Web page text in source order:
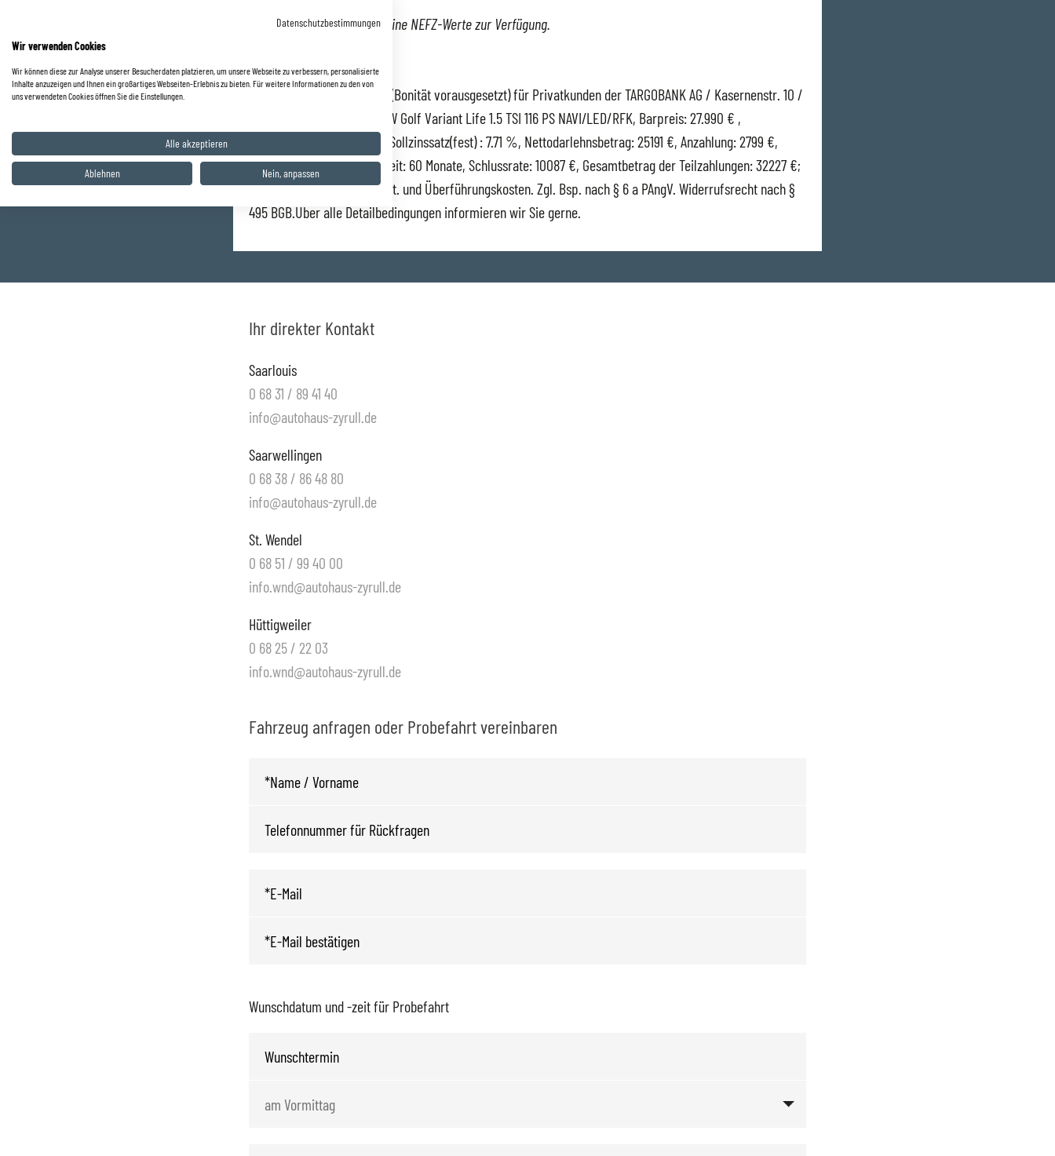
Für dieses Modell stehen keine NEFZ-Werte zur Verfügung.
*Ein Finanzierungsangebot (Bonität vorausgesetzt) für Privatkunden der TARGOBANK AG / Kasernenstr. 10 /
40213 Düsseldorf für den VW Golf Variant Life 1.5 TSI 116 PS NAVI/LED/RFK, Barpreis: 27.990 € ,
effekt.Jahreszins: 7.99 %, Sollzinssatz(fest) : 7.71 %, Nettodarlehnsbetrag: 25191 €, Anzahlung: 2799 €,
monatl. Rate: 369 € , Laufzeit: 60 Monate, Schlussrate: 10087 €, Gesamtbetrag der Teilzahlungen: 32227 €;
alle Preisangaben inkl. MwSt. und Überführungskosten. Zgl. Bsp. nach § 6 a PAngV. Widerrufsrecht nach §
495 BGB.Über alle Detailbedingungen informieren wir Sie gerne.
Ihr direkter Kontakt
Saarlouis
0 68 31 / 89 41 40
info@autohaus-zyrull.de
Saarwellingen
0 68 38 / 86 48 80
info@autohaus-zyrull.de
St. Wendel
0 68 51 / 99 40 00
info.wnd@autohaus-zyrull.de
Hüttigweiler
0 68 25 / 22 03
info.wnd@autohaus-zyrull.de
Fahrzeug anfragen oder Probefahrt vereinbaren
Wunschdatum und -zeit für Probefahrt
Datenschutzbestimmungen
Wir verwenden Cookies
Wir können diese zur Analyse unserer Besucherdaten platzieren, um unsere Webseite zu verbessern, personalisierte
Inhalte anzuzeigen und Ihnen ein großartiges Webseiten-Erlebnis zu bieten. Für weitere Informationen zu den von
uns verwendeten Cookies öffnen Sie die Einstellungen.
Alle akzeptieren
Ablehnen Nein, anpassen